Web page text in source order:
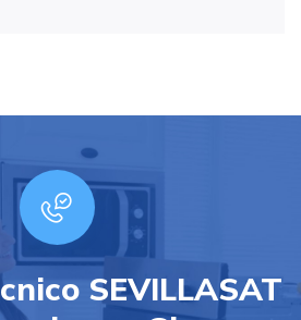
SEVILLASAT